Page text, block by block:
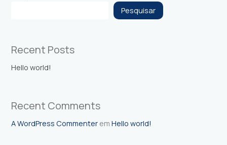
Pesquisar
Recent Posts
Hello world!
Recent Comments
A WordPress Commenter emHello world!